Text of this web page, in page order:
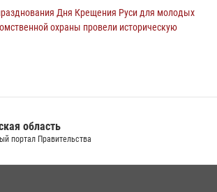
Дня Крещения Руси для молодых
охраны провели историческую
в незаконном обороте наркотиков
область
портал Правительства